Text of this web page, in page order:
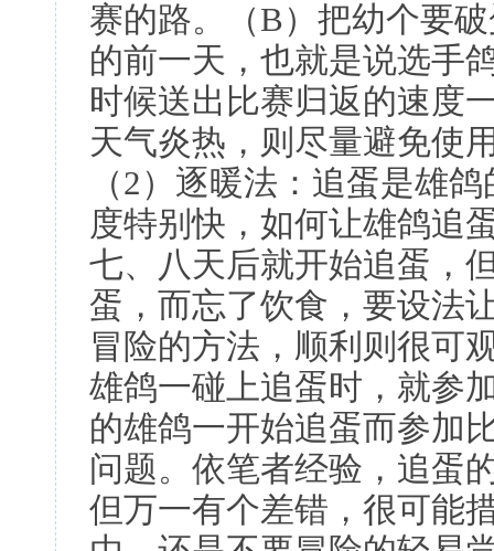
赛的路。（B）把幼个要
的前一天，也就是说选手
时候送出比赛归返的速度
天气炎热，则尽量避免使
（2）逐暖法：追蛋是雄
度特别快，如何让雄鸽追
七、八天后就开始追蛋，
蛋，而忘了饮食，要设法
冒险的方法，顺利则很可
雄鸽一碰上追蛋时，就参
的雄鸽一开始追蛋而参加
问题。依笔者经验，追蛋
但万一有个差错，很可能